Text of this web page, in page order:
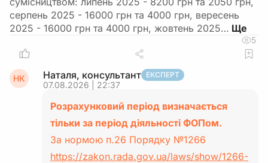
серпень 2025 - 16000 грн та 4000 грн, вересень
2025 - 16000 грн та 4000 грн, жовтень 2025…
5
НК Наталя, консультант ЕКСПЕРТ
07.08.2026 | 22:37
Розрахунковий період визначається
тільки за період діяльності ФОПом.
За нормою п.26 Порядку №1266
https://zakon.rada.gov.ua/laws/show/1266-